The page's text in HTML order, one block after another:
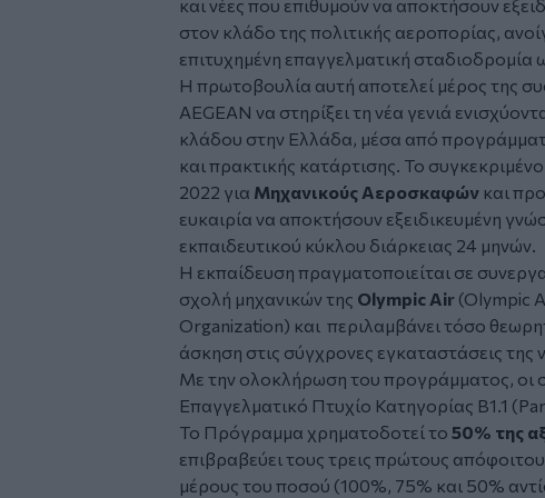
και νέες που επιθυμούν να αποκτήσουν
στον κλάδο της πολιτικής αεροπορίας,
επιτυχημένη επαγγελματική
Η πρωτοβουλία αυτή αποτελεί μέρος της
AEGEAN να στηρίξει τη νέα γενιά
κλάδου στην Ελλάδα, μέσα από
και πρακτικής κατάρτισης. Το
2022 για Μηχανικούς Αεροσκαφών και
ευκαιρία να αποκτήσουν εξειδικευμένη
εκπαιδευτικού κύκλου διάρκειας 24 μηνών.
Η εκπαίδευση πραγματοποιείται σε
σχολή μηχανικών της Olympic Air (Olympic
Organization) και περιλαμβάνει τόσο
άσκηση στις σύγχρονες εγκαταστάσεις της
Με την ολοκλήρωση του προγράμματος, οι
Επαγγελματικό Πτυχίο Κατηγορίας Β1.1
Το Πρόγραμμα χρηματοδοτεί το 50% της
επιβραβεύει τους τρεις πρώτους
μέρους του ποσού (100%, 75% και 50%